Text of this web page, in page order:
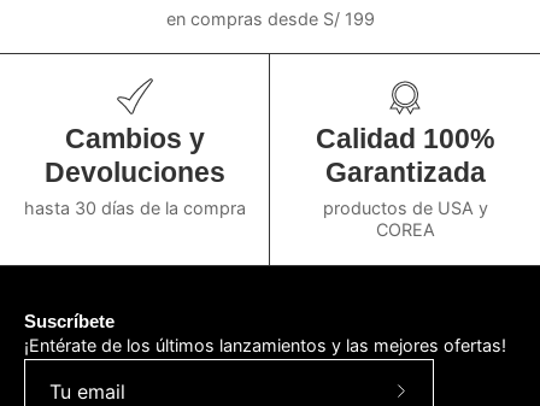
en compras desde S/ 199
Cambios y
Devoluciones
hasta 30 días de la compra
Calidad 100%
Garantizada
productos de USA y
COREA
Suscríbete
¡Entérate de los últimos lanzamientos y las mejores ofertas!